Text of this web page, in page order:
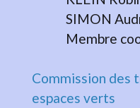
SIMON
Membre
Commission des
espaces verts